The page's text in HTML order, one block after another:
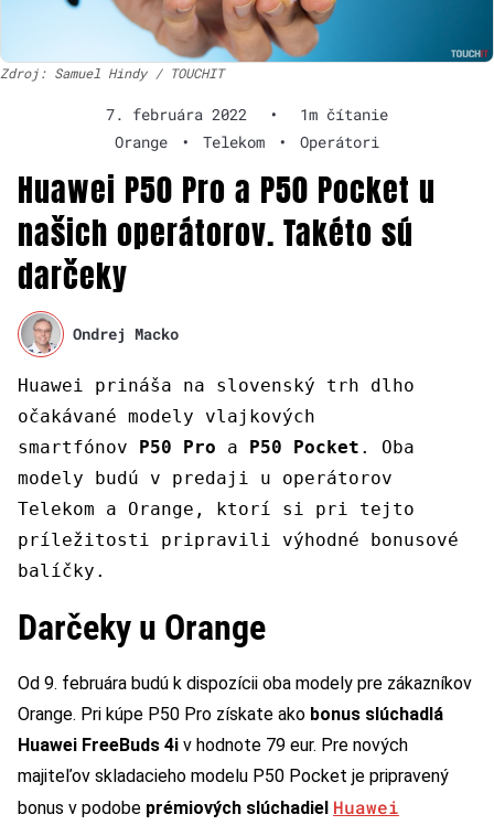
Zdroj: Samuel Hindy / TOUCHIT
7. februára 2022 •
1m čítanie
Orange
• Telekom • Operátori
Huawei P50 Pro a P50 Pocket u
našich operátorov. Takéto sú
darčeky
Ondrej Macko
Huawei prináša na slovenský trh dlho
očakávané modely vlajkových
smartfónov P50 Pro a P50 Pocket . Oba
modely budú v predaji u operátorov
Telekom a Orange, ktorí si pri tejto
príležitosti pripravili výhodné bonusové
balíčky.
Darčeky u Orange
Od 9. februára budú k dispozícii oba modely pre zákazníkov
Orange. Pri kúpe P50 Pro získate ako bonus slúchadlá
Huawei FreeBuds 4i v hodnote 79 eur. Pre nových
majiteľov skladacieho modelu P50 Pocket je pripravený
bonus v podobe prémiových slúchadiel Huawei